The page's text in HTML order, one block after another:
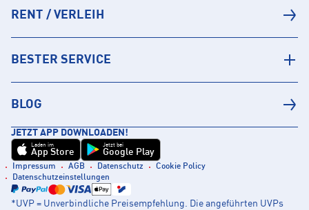
RENT / VERLEIH
BESTER SERVICE
BLOG
JETZT APP DOWNLOADEN!
Laden im
App Store
Jetzt bei
Google Play
Impressum AGB Datenschutz
Cookie Policy
Datenschutzeinstellungen
*UVP = Unverbindliche Preisempfehlung. Die angeführten UVPs